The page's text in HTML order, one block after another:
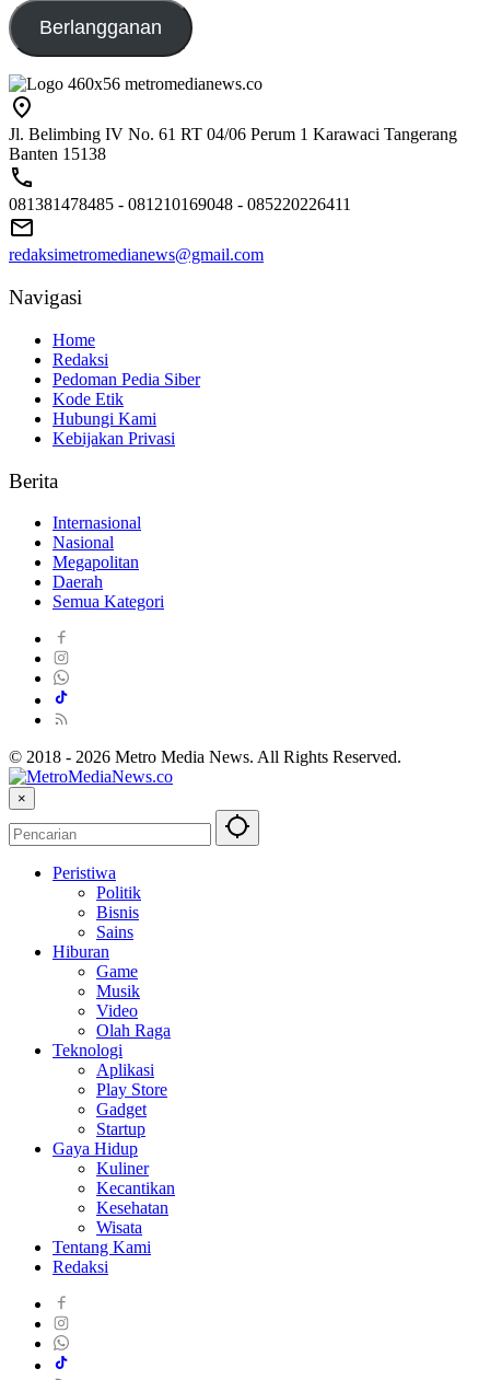
Berlangganan
Jl. Belimbing IV No. 61 RT 04/06 Perum 1 Karawaci Tangerang
Banten 15138
081381478485 - 081210169048 - 085220226411
redaksimetromedianews@gmail.com
Navigasi
Home
Redaksi
Pedoman Pedia Siber
Kode Etik
Hubungi Kami
Kebijakan Privasi
Berita
Internasional
Nasional
Megapolitan
Daerah
Semua Kategori
© 2018 - 2026 Metro Media News. All Rights Reserved.
×
Peristiwa
Politik
Bisnis
Sains
Hiburan
Game
Musik
Video
Olah Raga
Teknologi
Aplikasi
Play Store
Gadget
Startup
Gaya Hidup
Kuliner
Kecantikan
Kesehatan
Wisata
Tentang Kami
Redaksi